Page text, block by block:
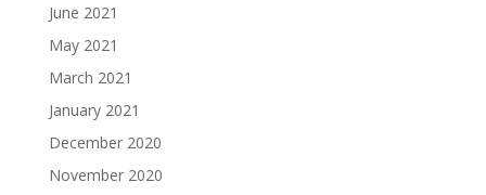
June 2021
May 2021
March 2021
January 2021
December 2020
November 2020